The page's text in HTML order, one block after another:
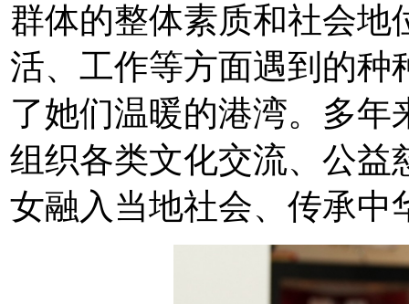
群体的整体素质和社会地
活、工作等方面遇到的种
了她们温暖的港湾。多
组织各类文化交流、公益
女融入当地社会、传承中